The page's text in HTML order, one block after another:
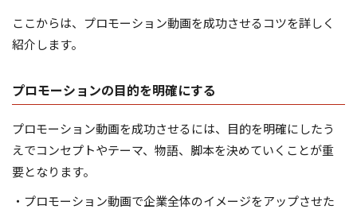
ここからは、プロモーション動画を成功させるコツを詳しく
紹介します。
プロモーションの目的を明確にする
プロモーション動画を成功させるには、目的を明確にしたう
えでコンセプトやテーマ、物語、脚本を決めていくことが重
要となります。
・プロモーション動画で企業全体のイメージをアップさせた